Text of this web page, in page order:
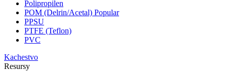
Polipropilen
POM (Delrin/Acetal) Popular
PPSU
PTFE (Teflon)
PVC
Kachestvo
Resursy